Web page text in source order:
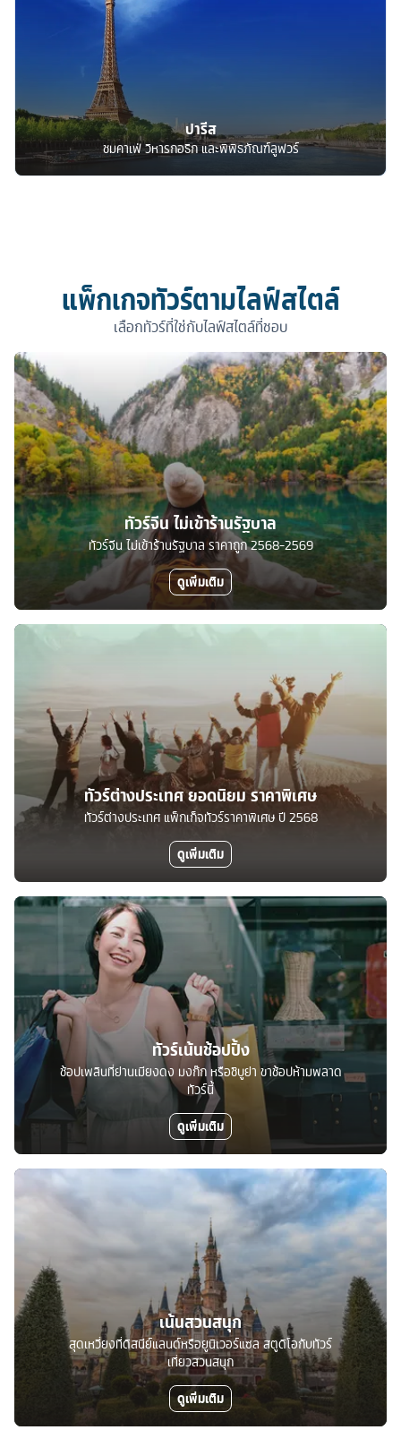
ปารีส
ชมคาเฟ่ วิหารกอธิก และพิพิธภัณฑ์ลูฟวร์
แพ็กเกจทัวร์ตามไลฟ์สไตล์
เลือกทัวร์ที่ใช่กับไลฟ์สไตล์ที่ชอบ
ทัวร์จีน ไม่เข้าร้านรัฐบาล
ทัวร์จีน ไม่เข้าร้านรัฐบาล ราคาถูก 2568-2569
ดูเพิ่มเติม
ทัวร์ต่างประเทศ ยอดนิยม ราคาพิเศษ
ทัวร์ต่างประเทศ แพ็กเก็จทัวร์ราคาพิเศษ ปี 2568
ดูเพิ่มเติม
ทัวร์เน้นช้อปปิ้ง
ช้อปเพลินที่ย่านเมียงดง มงก๊ก หรือชิบูย่า ขาช้อปห้ามพลาด
ทัวร์นี้
ดูเพิ่มเติม
เน้นสวนสนุก
สุดเหวี่ยงที่ดิสนีย์แลนด์หรือยูนิเวอร์แซล สตูดิโอกับทัวร์
เที่ยวสวนสนุก
ดูเพิ่มเติม